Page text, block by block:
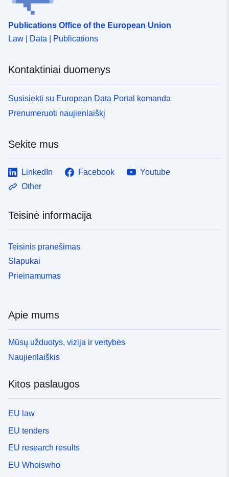
Publications Office of the European Union
Law | Data | Publications
Kontaktiniai duomenys
Susisiekti su European Data Portal komanda
Prenumeruoti naujienlaiškį
Sekite mus
LinkedIn Facebook
Youtube
Other
Teisinė informacija
Teisinis pranešimas
Slapukai
Prieinamumas
Apie mums
Mūsų užduotys, vizija ir vertybės
Naujienlaiškis
Kitos paslaugos
EU law
EU tenders
EU research results
EU Whoiswho